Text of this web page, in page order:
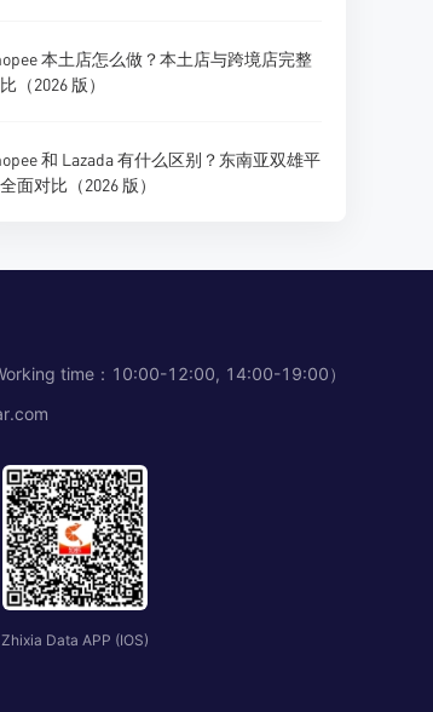
本土店怎么做？本土店与跨境店完整
（2026 版）
和 Lazada 有什么区别？东南亚双雄平
面对比（2026 版）
time：10:00-12:00, 14:00-19:00）
Zhixia Data APP (IOS)